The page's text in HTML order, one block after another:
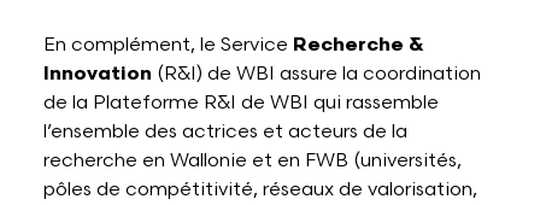
En complément, le Service Recherche &
Innovation (R&I) de WBI assure la coordination
de la Plateforme R&I de WBI qui rassemble
l’ensemble des actrices et acteurs de la
recherche en Wallonie et en FWB (universités,
pôles de compétitivité, réseaux de valorisation,